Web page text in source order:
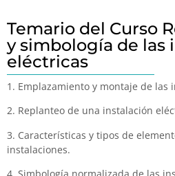
Temario del Curso
y simbología de las
eléctricas
1. Emplazamiento y montaje de las
2. Replanteo de una instalación
3. Características y tipos de
instalaciones.